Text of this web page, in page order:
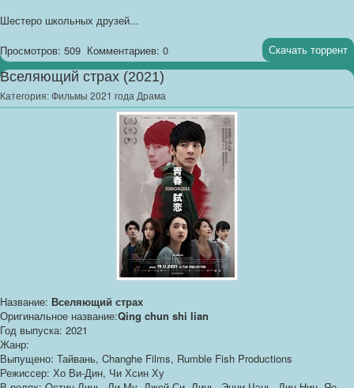
Шестеро школьных друзей...
Просмотров: 509 Комментариев: 0 Скачать торрент
Вселяющий страх (2021)
Категория:Фильмы 2021 года Драма
Название: Вселяющий страх
Оригинальное название:Qing chun shi lian
Год выпуска: 2021
Жанр:
Выпущено: Тайвань, Changhe Films, Rumble Fish Productions
Режиссер: Хо Ви-Дин, Чи Хсин Ху